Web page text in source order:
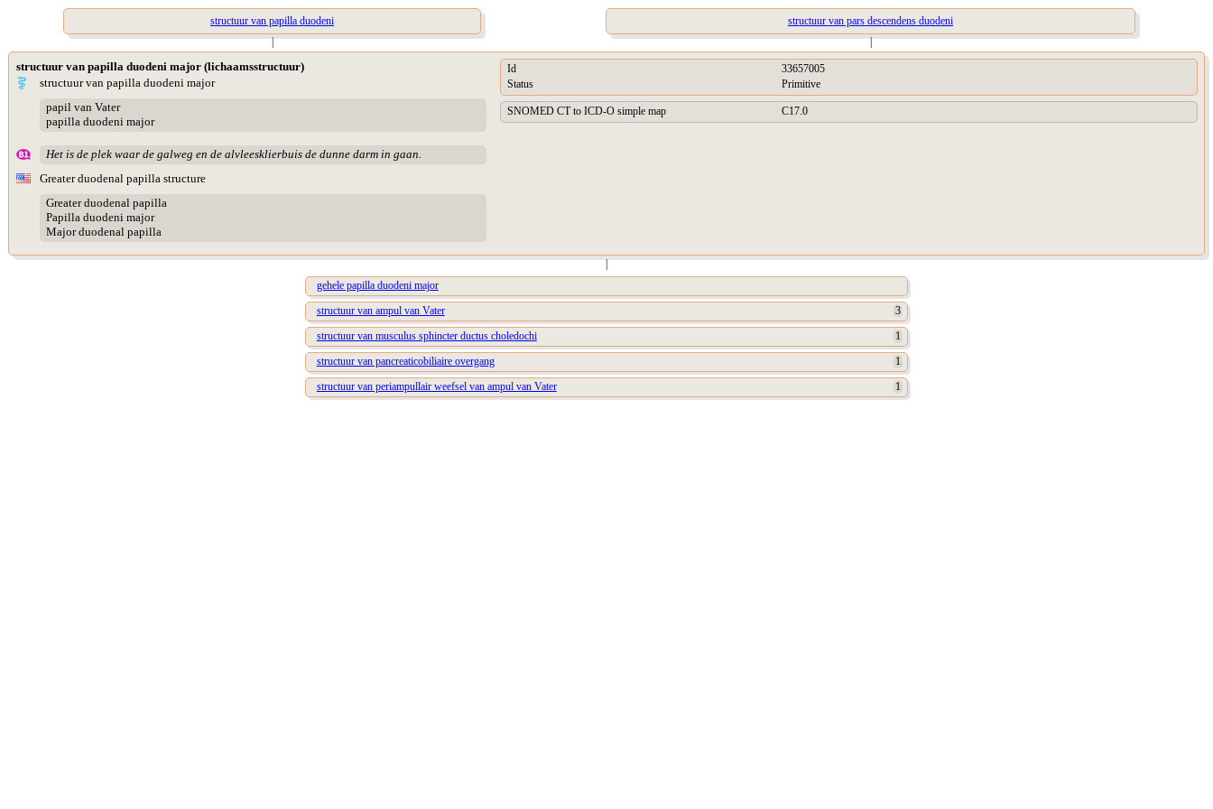
structuur van papilla duodeni
structuur van pars descendens duodeni
|
|
structuur van papilla duodeni major (lichaamsstructuur)
structuur van papilla duodeni major
papil van Vater
papilla duodeni major
Het is de plek waar de galweg en de alvleesklierbuis de dunne darm in gaan.
Greater duodenal papilla structure
Greater duodenal papilla
Papilla duodeni major
Major duodenal papilla
Id
33657005
Status
Primitive
SNOMED CT to ICD-O simple map C17.0
|
gehele papilla duodeni major
structuur van ampul van Vater
3
structuur van musculus sphincter ductus choledochi
1
structuur van pancreaticobiliaire overgang
1
structuur van periampullair weefsel van ampul van Vater
1